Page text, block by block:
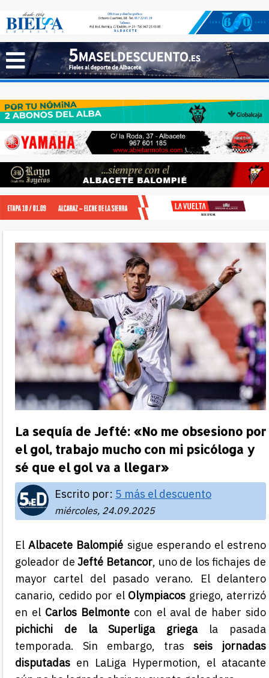
La sequía de Jefté: «No me obsesiono por
el gol, trabajo mucho con mi psicóloga y
sé que el gol va a llegar»
Escrito por: 5 más el descuento
miércoles, 24.09.2025
ElAlbacete Balompié sigue esperando el estreno
goleador deJefté Betancor, uno de los fichajes de
mayor cartel del pasado verano. El delantero
canario, cedido por el Olympiacos griego, aterrizó
en el Carlos Belmonte con el aval de haber sido
pichichi de la Superliga griegala pasada
temporada. Sin embargo, tras seis jornadas
disputadas en LaLiga Hypermotion, el atacante